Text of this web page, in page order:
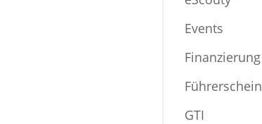
Events
Finanzierung
Führerschein
GTI